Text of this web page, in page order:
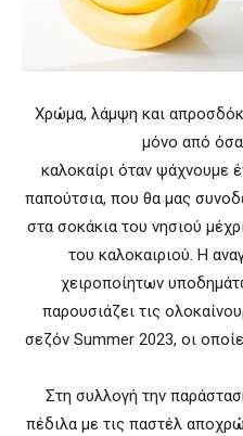
Χρώμα, λάμψη και
μόνο από
καλοκαίρι όταν ψάχνουμε
παπούτσια, που θα μας
στα σοκάκια του νησιού
του καλοκαιριού. Η
χειροποίητων
παρουσιάζει τις
σεζόν Summer 2023, οι
Στη συλλογή την
πέδιλα με τις παστέλ